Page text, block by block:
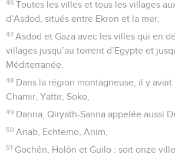
46 Toutes les villes et tous les villages
d’Asdod, situés entre Ekron et la mer,
47 Asdod et Gaza avec les villes qui en
villages jusqu’au torrent d’Egypte et
Méditerranée.
48 Dans la région montagneuse, il y
Chamir, Yattir, Soko,
49 Danna, Qiryath-Sanna appelée aussi
50 Anab, Echtemo, Anim,
51 Gochên, Holôn et Guilo : soit onze